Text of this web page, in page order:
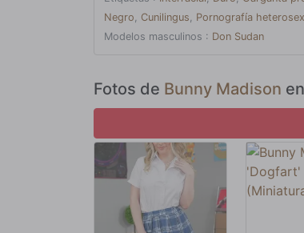
Negro
Cunilingus Pornografía
Modelos masculinos : Don Sudan
Fotos de Bunny Madison